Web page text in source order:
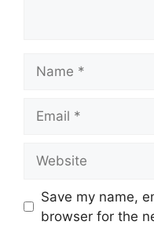
Save my name,
browser for the